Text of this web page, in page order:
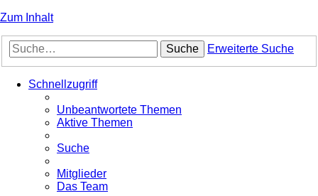
Zum Inhalt
Suche Erweiterte Suche
Schnellzugriff
Unbeantwortete Themen
Aktive Themen
Suche
Mitglieder
Das Team